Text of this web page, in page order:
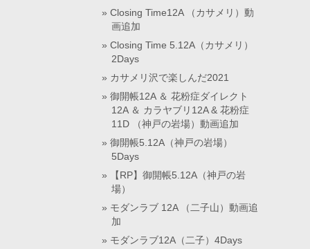
Closing Time12A （カサメリ）動
画追加
Closing Time 5.12A（カサメリ）
2Days
カサメリ沢で楽しんだ2021
御開帳12A ＆ 花粉症ダイレクト
12A ＆ カラヤブリ12A & 花粉症
11D （神戸の岩場）動画追加
御開帳5.12A（神戸の岩場）
5Days
【RP】御開帳5.12A（神戸の岩
場）
モダンラブ 12A （二子山）動画追
加
モダンラブ12A（二子）4Days